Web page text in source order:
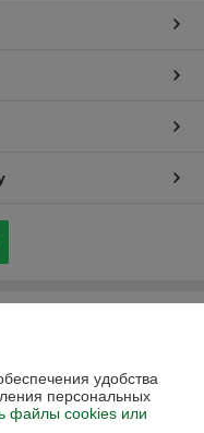
удобства
персональных
файлы cookies или